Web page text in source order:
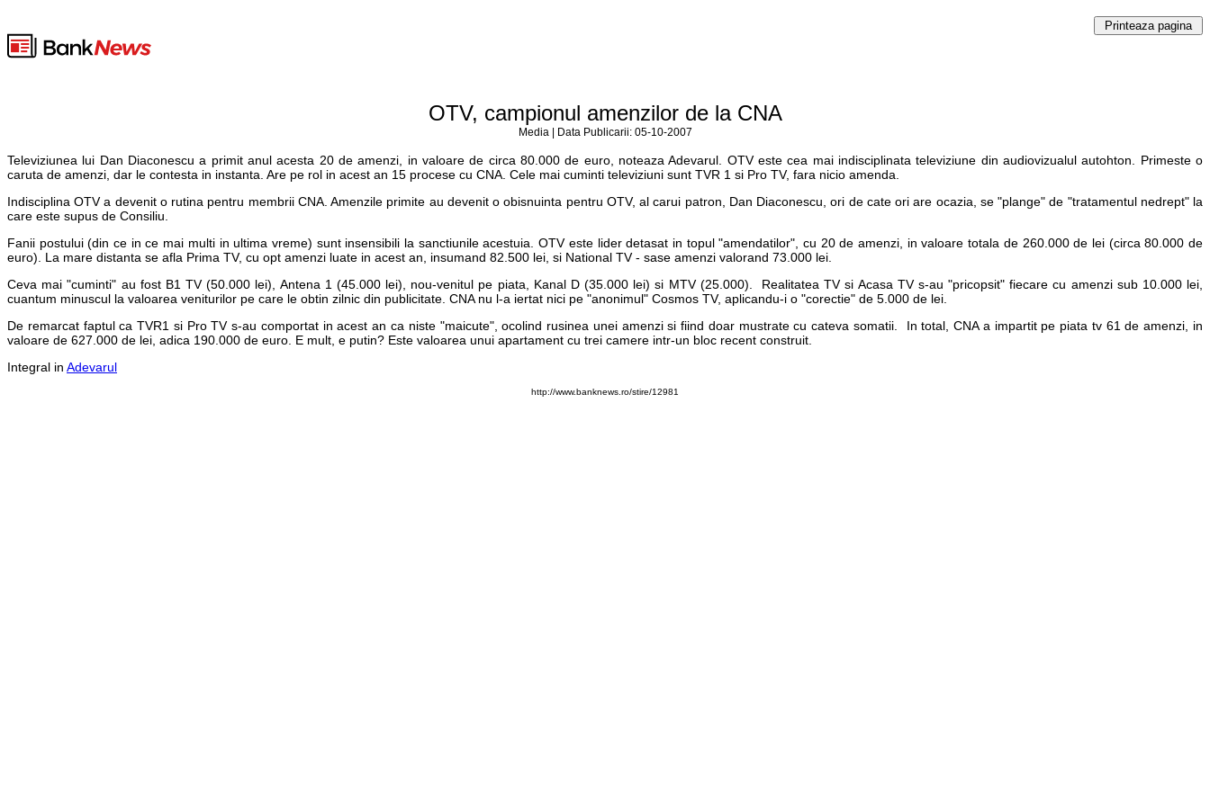
OTV, campionul amenzilor de la CNA
Media | Data Publicarii: 05-10-2007
Televiziunea lui Dan Diaconescu a primit anul acesta 20 de amenzi, in valoare de circa 80.000 de euro, noteaza Adevarul. OTV este cea mai indisciplinata televiziune din audiovizualul autohton. Primeste o
caruta de amenzi, dar le contesta in instanta. Are pe rol in acest an 15 procese cu CNA. Cele mai cuminti televiziuni sunt TVR 1 si Pro TV, fara nicio amenda.
Indisciplina OTV a devenit o rutina pentru membrii CNA. Amenzile primite au devenit o obisnuinta pentru OTV, al carui patron, Dan Diaconescu, ori de cate ori are ocazia, se "plange" de "tratamentul nedrept" la
care este supus de Consiliu.
Fanii postului (din ce in ce mai multi in ultima vreme) sunt insensibili la sanctiunile acestuia. OTV este lider detasat in topul "amendatilor", cu 20 de amenzi, in valoare totala de 260.000 de lei (circa 80.000 de
euro). La mare distanta se afla Prima TV, cu opt amenzi luate in acest an, insumand 82.500 lei, si National TV - sase amenzi valorand 73.000 lei.
Ceva mai "cuminti" au fost B1 TV (50.000 lei), Antena 1 (45.000 lei), nou-venitul pe piata, Kanal D (35.000 lei) si MTV (25.000). Realitatea TV si Acasa TV s-au "pricopsit" fiecare cu amenzi sub 10.000 lei,
cuantum minuscul la valoarea veniturilor pe care le obtin zilnic din publicitate. CNA nu l-a iertat nici pe "anonimul" Cosmos TV, aplicandu-i o "corectie" de 5.000 de lei.
De remarcat faptul ca TVR1 si Pro TV s-au comportat in acest an ca niste "maicute", ocolind rusinea unei amenzi si fiind doar mustrate cu cateva somatii. In total, CNA a impartit pe piata tv 61 de amenzi, in
valoare de 627.000 de lei, adica 190.000 de euro. E mult, e putin? Este valoarea unui apartament cu trei camere intr-un bloc recent construit.
Integral in Adevarul
http://www.banknews.ro/stire/12981